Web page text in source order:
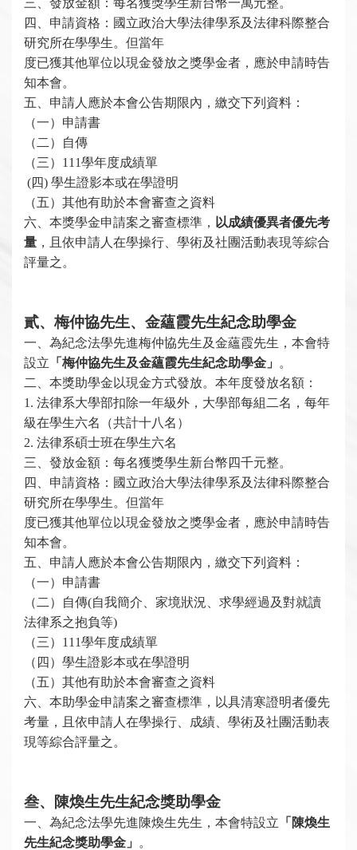
三、發放金額：每名獲獎學生新台幣一萬元整。
四、申請資格：國立政治大學法律學系及法律科際整合
研究所在學學生。但當年
度已獲其他單位以現金發放之獎學金者，應於申請時告
知本會。
五、申請人應於本會公告期限內，繳交下列資料：
（一）申請書
（二）自傳
（三）111學年度成績單
(四) 學生證影本或在學證明
（五）其他有助於本會審查之資料
六、本獎學金申請案之審查標準， 以成績優異者優先考
量 ，且依申請人在學操行、學術及社團活動表現等綜合
評量之。
貳、梅仲協先生、金蘊霞先生紀念助學金
一、 為紀念法學先進梅仲協先生及金蘊霞先生，本會特
設立 「梅仲協先生及金蘊霞先生紀念助學金」
。
二、本獎助學金以現金方式發放。本年度發放名額：
1. 法律系大學部扣除一年級外，大學部每組二名，每年
級在學生六名（共計十八名）
2. 法律系碩士班在學生六名
三、發放金額：每名獲獎學生新台幣四千元整。
四、申請資格：國立政治大學法律學系及法律科際整合
研究所在學學生。但當年
度已獲其他單位以現金發放之獎學金者，應於申請時告
知本會。
五、申請人應於本會公告期限內，繳交下列資料：
（一）申請書
（二）自傳(自我簡介、家境狀況、求學經過及對就讀
法律系之抱負等)
（三）111學年度成績單
（四）學生證影本或在學證明
（五）其他有助於本會審查之資料
六、本助學金申請案之審查標準，以具清寒證明者優先
考量，且依申請人在學操行、成績、學術及社團活動表
現等綜合評量之。
叁、陳煥生先生紀念獎助學金
一、 為紀念法學先進陳煥生先生， 本會特設立 「 陳煥生
先生紀念獎助學金」 。